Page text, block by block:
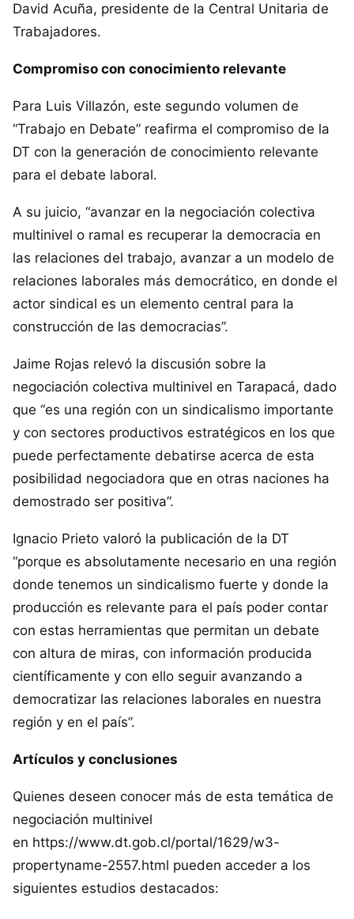
David Acuña, presidente de la Central Unitaria de
Trabajadores.
Compromiso con conocimiento relevante
Para Luis Villazón, este segundo volumen de
“Trabajo en Debate” reafirma el compromiso de la
DT con la generación de conocimiento relevante
para el debate laboral.
A su juicio, “avanzar en la negociación colectiva
multinivel o ramal es recuperar la democracia en
las relaciones del trabajo, avanzar a un modelo de
relaciones laborales más democrático, en donde el
actor sindical es un elemento central para la
construcción de las democracias”.
Jaime Rojas relevó la discusión sobre la
negociación colectiva multinivel en Tarapacá, dado
que “es una región con un sindicalismo importante
y con sectores productivos estratégicos en los que
puede perfectamente debatirse acerca de esta
posibilidad negociadora que en otras naciones ha
demostrado ser positiva”.
Ignacio Prieto valoró la publicación de la DT
“porque es absolutamente necesario en una región
donde tenemos un sindicalismo fuerte y donde la
producción es relevante para el país poder contar
con estas herramientas que permitan un debate
con altura de miras, con información producida
científicamente y con ello seguir avanzando a
democratizar las relaciones laborales en nuestra
región y en el país”.
Artículos y conclusiones
Quienes deseen conocer más de esta temática de
negociación multinivel
en https://www.dt.gob.cl/portal/1629/w3-
propertyname-2557.html pueden acceder a los
siguientes estudios destacados: